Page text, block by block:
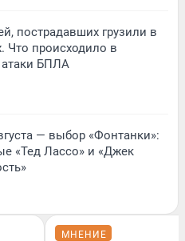
пострадавших грузили в
Что происходило в
БПЛА
— выбор «Фонтанки»:
«Тед Лассо» и «Джек
МНЕНИЕ